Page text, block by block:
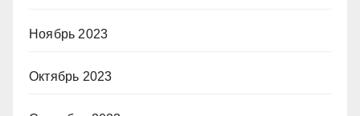
Ноябрь 2023
Октябрь 2023